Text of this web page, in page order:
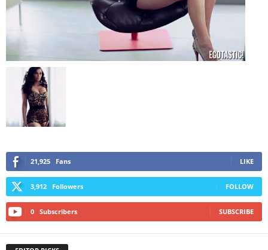
21,925 Fans LIKE
3,912 Followers FOLLOW
0 Subscribers SUBSCRIBE